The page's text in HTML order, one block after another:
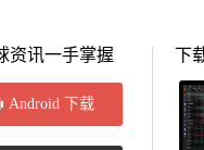
资讯一手掌握
Android 下载
下